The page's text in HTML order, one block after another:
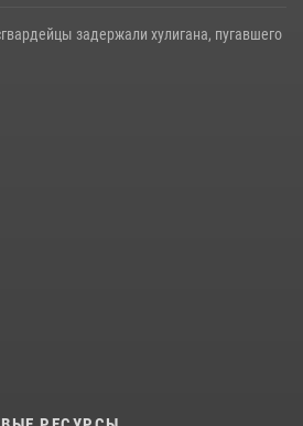
задержали хулигана, пугавшего